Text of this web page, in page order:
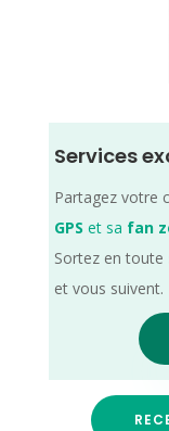
Services
Partagez votre
GPS et sa fan
Sortez en toute
et vous suivent.